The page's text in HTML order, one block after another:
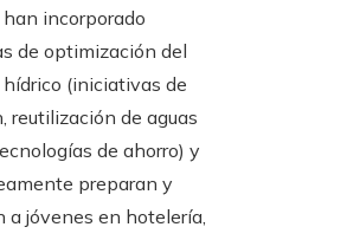
incorporado
de optimización del
(iniciativas de
reutilización de aguas
de ahorro) y
preparan y
a jóvenes en hotelería,